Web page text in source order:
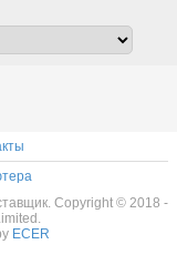
машины
Copyright © 2018 -
ECER